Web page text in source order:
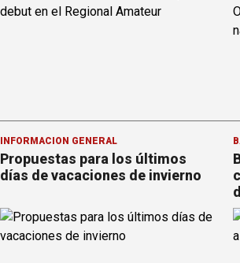
INFORMACION GENERAL
Propuestas para los últimos
días de vacaciones de invierno